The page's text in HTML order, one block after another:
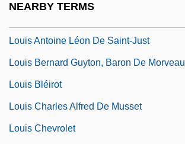
NEARBY TERMS
Louis Antoine Léon De Saint-Just
Louis Bernard Guyton, Baron De Morveau
Louis Bléirot
Louis Charles Alfred De Musset
Louis Chevrolet